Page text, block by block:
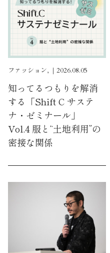
ファッション, ｜2026.08.05
知ってるつもりを解消
する「Shift C サステ
ナ・ゼミナール」
Vol.4 服と“土地利用”の
密接な関係